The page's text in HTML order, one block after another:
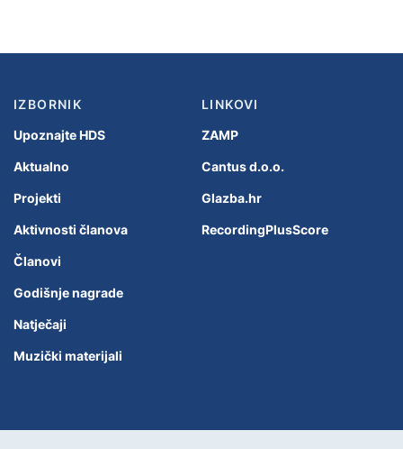
IZBORNIK
Upoznajte HDS
Aktualno
Projekti
Aktivnosti članova
Članovi
Godišnje nagrade
Natječaji
Muzički materijali
LINKOVI
ZAMP
Cantus d.o.o.
Glazba.hr
RecordingPlusScore